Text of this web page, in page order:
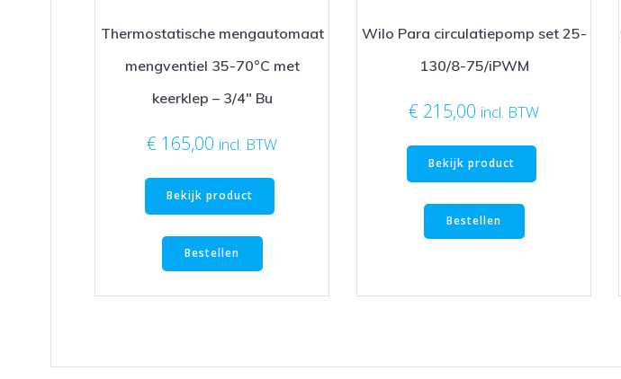
Thermostatische mengautomaat
mengventiel 35-70°C met
keerklep – 3/4″ Bu
€ 165,00 incl. BTW
Bekijk product
Bestellen
Wilo Para circulatiepomp set 25-
130/8-75/iPWM
€ 215,00 incl. BTW
Bekijk product
Bestellen